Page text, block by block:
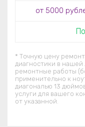
от 5000
* Точную цену
диагностики в
ремонтные работы
применительно к
диагональю 13
услуги для вашего
от указанной.